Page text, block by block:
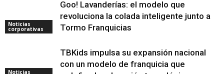
Noticias
corporativas
Goo! Lavanderías: el modelo que
revoluciona la colada inteligente junto a
Tormo Franquicias
Noticias
TBKids impulsa su expansión nacional
con un modelo de franquicia que